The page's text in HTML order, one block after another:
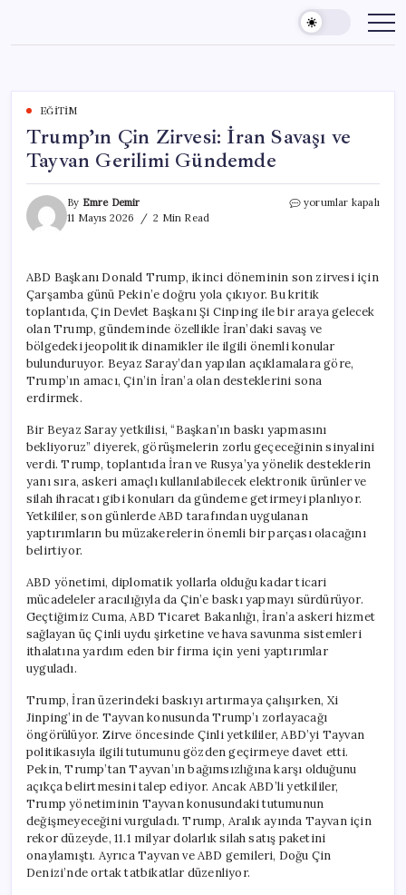
content
EĞITIM
Trump’ın Çin Zirvesi: İran Savaşı ve
Tayvan Gerilimi Gündemde
By Emre Demir
11 Mayıs 2026
2 Min Read
Trump’ın
ve
Tayvan
Gerilimi
Gündemde
için
yorumlar kapalı
ABD Başkanı Donald Trump, ikinci döneminin son zirvesi için
Çarşamba günü Pekin’e doğru yola çıkıyor. Bu kritik
toplantıda, Çin Devlet Başkanı Şi Cinping ile bir araya gelecek
olan Trump, gündeminde özellikle İran’daki savaş ve
bölgedeki jeopolitik dinamikler ile ilgili önemli konular
bulunduruyor. Beyaz Saray’dan yapılan açıklamalara göre,
Trump’ın amacı, Çin’in İran’a olan desteklerini sona
erdirmek.
Bir Beyaz Saray yetkilisi, “Başkan’ın baskı yapmasını
bekliyoruz” diyerek, görüşmelerin zorlu geçeceğinin sinyalini
verdi. Trump, toplantıda İran ve Rusya’ya yönelik desteklerin
yanı sıra, askeri amaçlı kullanılabilecek elektronik ürünler ve
silah ihracatı gibi konuları da gündeme getirmeyi planlıyor.
Yetkililer, son günlerde ABD tarafından uygulanan
yaptırımların bu müzakerelerin önemli bir parçası olacağını
belirtiyor.
ABD yönetimi, diplomatik yollarla olduğu kadar ticari
mücadeleler aracılığıyla da Çin’e baskı yapmayı sürdürüyor.
Geçtiğimiz Cuma, ABD Ticaret Bakanlığı, İran’a askeri hizmet
sağlayan üç Çinli uydu şirketine ve hava savunma sistemleri
ithalatına yardım eden bir firma için yeni yaptırımlar
uyguladı.
Trump, İran üzerindeki baskıyı artırmaya çalışırken, Xi
Jinping’in de Tayvan konusunda Trump’ı zorlayacağı
öngörülüyor. Zirve öncesinde Çinli yetkililer, ABD’yi Tayvan
politikasıyla ilgili tutumunu gözden geçirmeye davet etti.
Pekin, Trump’tan Tayvan’ın bağımsızlığına karşı olduğunu
açıkça belirtmesini talep ediyor. Ancak ABD’li yetkililer,
Trump yönetiminin Tayvan konusundaki tutumunun
değişmeyeceğini vurguladı. Trump, Aralık ayında Tayvan için
rekor düzeyde, 11.1 milyar dolarlık silah satış paketini
onaylamıştı. Ayrıca Tayvan ve ABD gemileri, Doğu Çin
Denizi’nde ortak tatbikatlar düzenliyor.